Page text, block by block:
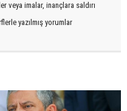
veya imalar, inançlara saldırı
yazılmış yorumlar